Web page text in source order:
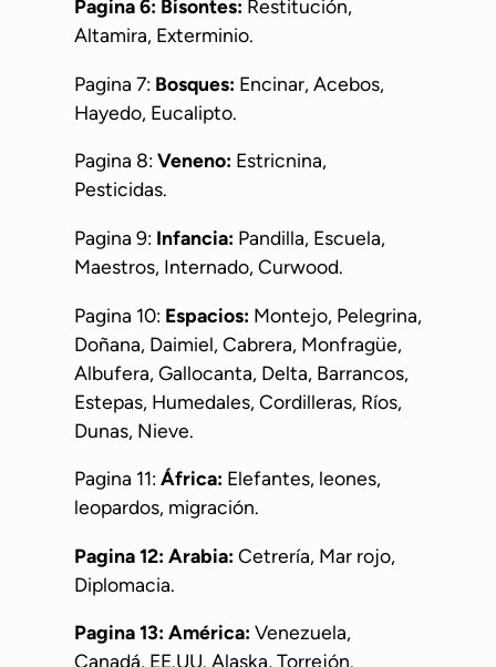
Pagina 6: Bisontes: Restitución,
Altamira, Exterminio.
Pagina 7: Bosques: Encinar, Acebos,
Hayedo, Eucalipto.
Pagina 8:Veneno: Estricnina,
Pesticidas.
Pagina 9: Infancia: Pandilla, Escuela,
Maestros, Internado, Curwood.
Pagina 10: Espacios: Montejo, Pelegrina,
Doñana, Daimiel, Cabrera, Monfragüe,
Albufera, Gallocanta, Delta, Barrancos,
Estepas, Humedales, Cordilleras, Ríos,
Dunas, Nieve.
Pagina 11: África: Elefantes, leones,
leopardos, migración.
Pagina 12: Arabia: Cetrería, Mar rojo,
Diplomacia.
Pagina 13: América: Venezuela,
Canadá, EE.UU. Alaska, Torrejón.